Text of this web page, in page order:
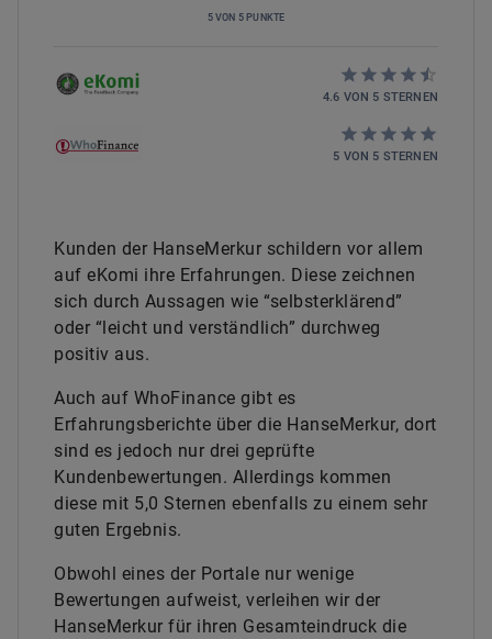
5 VON 5 PUNKTE
4.6 VON 5 STERNEN
5 VON 5 STERNEN
Kunden der HanseMerkur schildern vor allem
auf eKomi ihre Erfahrungen. Diese zeichnen
sich durch Aussagen wie “selbsterklärend”
oder “leicht und verständlich” durchweg
positiv aus.
Auch auf WhoFinance gibt es
Erfahrungsberichte über die HanseMerkur, dort
sind es jedoch nur drei geprüfte
Kundenbewertungen. Allerdings kommen
diese mit 5,0 Sternen ebenfalls zu einem sehr
guten Ergebnis.
Obwohl eines der Portale nur wenige
Bewertungen aufweist, verleihen wir der
HanseMerkur für ihren Gesamteindruck die